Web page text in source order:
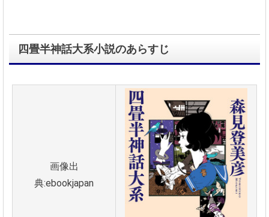
四畳半神話大系小説のあらすじ
画像出
典:ebookjapan